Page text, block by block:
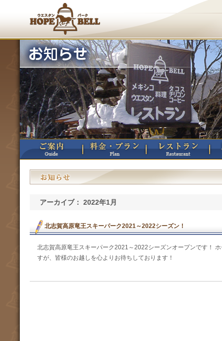
アーカイブ： 2022年1月
北志賀高原竜王スキーパーク2021～2022シーズン！
北志賀高原竜王スキーパーク2021～2022シーズンオープンです！
すが、皆様のお越しを心よりお待ちしております！